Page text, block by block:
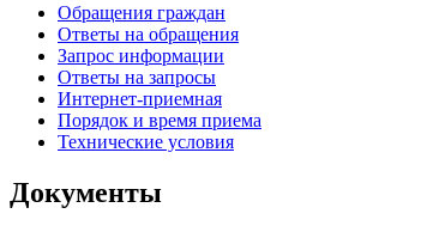
Обращения граждан
Ответы на обращения
Запрос информации
Ответы на запросы
Интернет-приемная
Порядок и время приема
Технические условия
Документы